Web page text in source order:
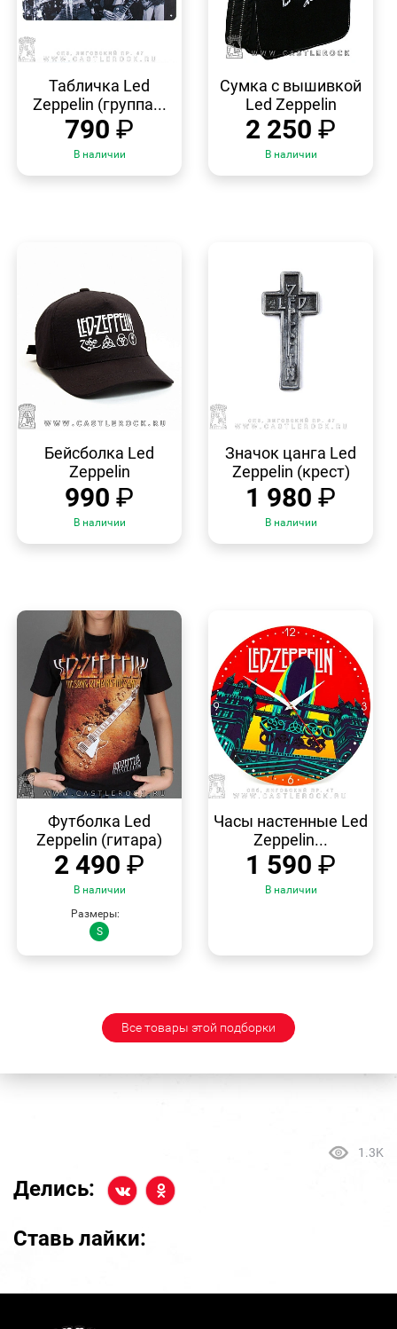
ПРОСМОТР
Табличка Led
Zeppelin (группа...
790 ₽
В наличии
Сумка с вышивкой
Led Zeppelin
2 250 ₽
В наличии
ПРОСМОТР
Бейсболка Led
Zeppelin
990 ₽
В наличии
ПРОСМОТР
Значок цанга Led
Zeppelin (крест)
1 980 ₽
В наличии
ПРОСМОТР
Футболка Led
Zeppelin (гитара)
2 490 ₽
В наличии
Размеры:
S
ПРОСМОТР
Часы настенные Led
Zeppelin...
1 590 ₽
В наличии
Все товары этой подборки
1.3K
Делись:
Ставь лайки: